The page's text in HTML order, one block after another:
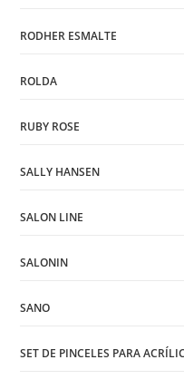
RODHER ESMALTE
ROLDA
RUBY ROSE
SALLY HANSEN
SALON LINE
SALONIN
SANO
SET DE PINCELES PARA